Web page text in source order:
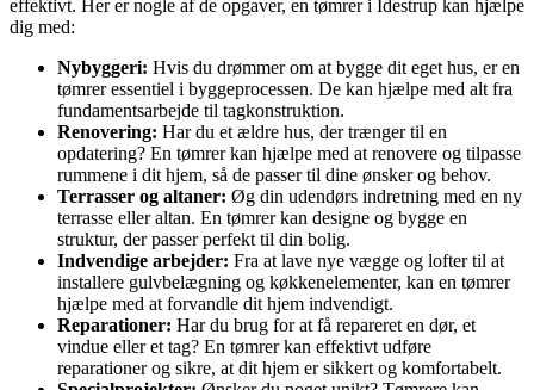
effektivt. Her er nogle af de opgaver, en tømrer i Idestrup kan hjælpe
dig med:
Nybyggeri: Hvis du drømmer om at bygge dit eget hus, er en
tømrer essentiel i byggeprocessen. De kan hjælpe med alt fra
fundamentsarbejde til tagkonstruktion.
Renovering: Har du et ældre hus, der trænger til en
opdatering? En tømrer kan hjælpe med at renovere og tilpasse
rummene i dit hjem, så de passer til dine ønsker og behov.
Terrasser og altaner: Øg din udendørs indretning med en ny
terrasse eller altan. En tømrer kan designe og bygge en
struktur, der passer perfekt til din bolig.
Indvendige arbejder: Fra at lave nye vægge og lofter til at
installere gulvbelægning og køkkenelementer, kan en tømrer
hjælpe med at forvandle dit hjem indvendigt.
Reparationer: Har du brug for at få repareret en dør, et
vindue eller et tag? En tømrer kan effektivt udføre
reparationer og sikre, at dit hjem er sikkert og komfortabelt.